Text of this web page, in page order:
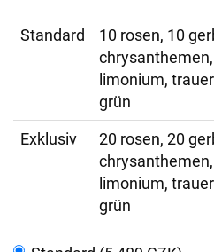
Standard
10 rosen, 10
limonium,
grün
Exklusiv
20 rosen, 20
limonium,
grün